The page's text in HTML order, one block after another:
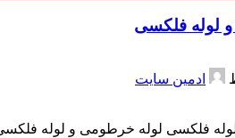
لوله فلکسی
ادمین سایت
فلکسی لوله خرطومی و لوله